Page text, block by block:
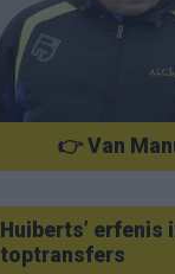
👉 Van
Huiberts’ erfenis
toptransfers